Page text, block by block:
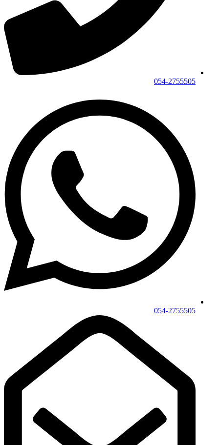
054-2755505
054-2755505